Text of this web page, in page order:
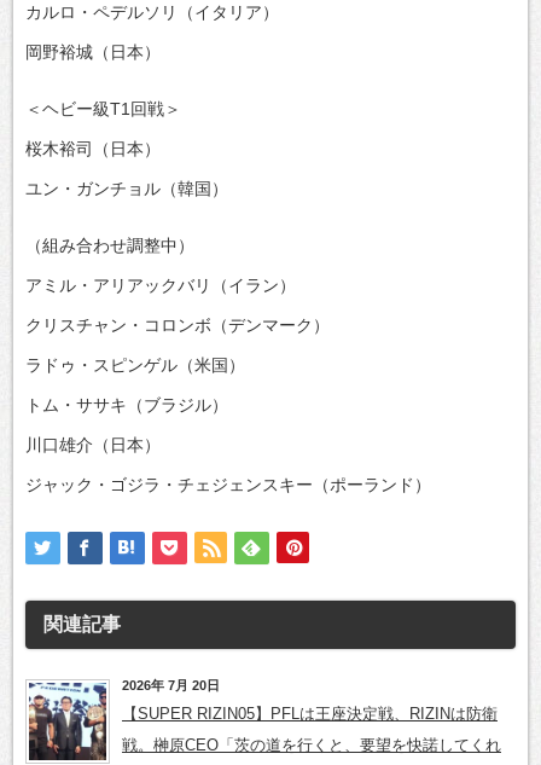
カルロ・ペデルソリ（イタリア）
岡野裕城（日本）
＜ヘビー級T1回戦＞
桜木裕司（日本）
ユン・ガンチョル（韓国）
（組み合わせ調整中）
アミル・アリアックバリ（イラン）
クリスチャン・コロンボ（デンマーク）
ラドゥ・スピンゲル（米国）
トム・ササキ（ブラジル）
川口雄介（日本）
ジャック・ゴジラ・チェジェンスキー（ポーランド）
関連記事
2026年 7月 20日
【SUPER RIZIN05】PFLは王座決定戦、RIZINは防衛
戦。榊原CEO「茨の道を行くと、要望を快諾してくれ